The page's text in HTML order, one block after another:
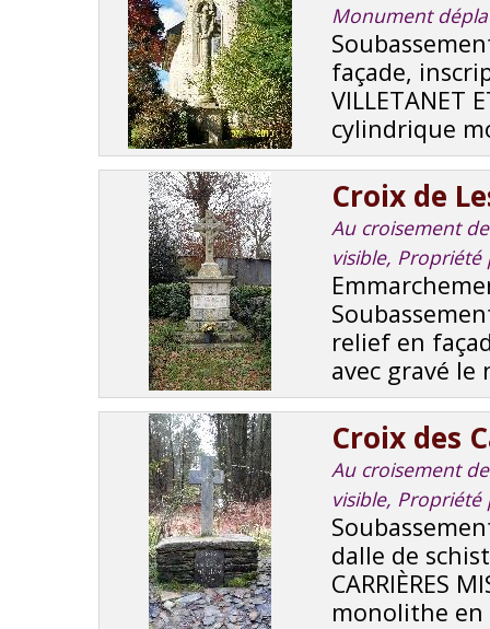
Monument
façade,
VILLETANET
cylindrique
Croix de
Au croisement
visible,
relief en
avec gravé le
Croix des
Au croisement
visible,
dalle de
CARRIÈRES
monolithe en